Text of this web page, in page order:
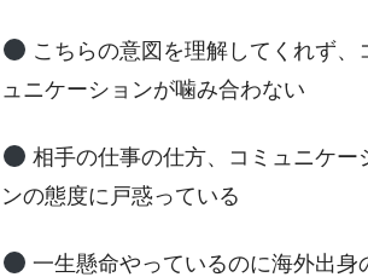
こちらの意図を理解してくれず、
ュニケーションが噛み合わない
相手の仕事の仕方、コミュニケー
ンの態度に戸惑っている
一生懸命やっているのに海外出身